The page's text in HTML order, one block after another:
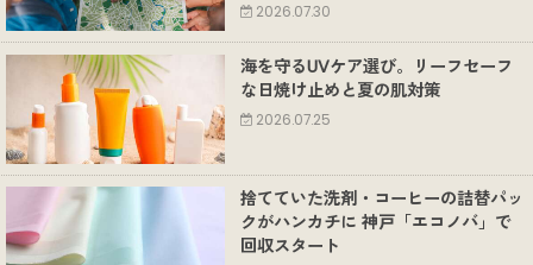
2026.07.30
海を守るUVケア選び。リーフセーフ
な日焼け止めと夏の肌対策
2026.07.25
捨てていた洗剤・コーヒーの詰替パッ
クがハンカチに 神戸「エコノバ」で
回収スタート